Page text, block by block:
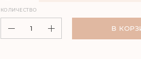
КОЛИЧЕСТВО
В